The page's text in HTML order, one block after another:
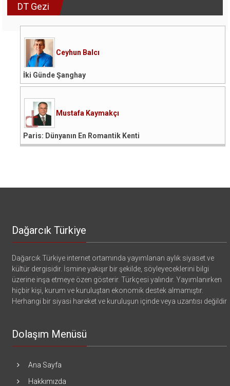
DT Gezi
Ceyhun Balcı
İki Günde Şanghay
Mustafa Kaymakçı
Paris: Dünyanın En Romantik Kenti
Dağarcık Türkiye
Dağarcık Türkiye internet ortamında yayımlanan aylık siyaset ve
kültür dergisidir. İsmine yakışır bir şekilde, söyleyeceklerini bilgi
üzerine inşa etmeye özen gösterir. Türkçesi yalındır. Yayımlanırken
hiçbir kişi, kurum ve kuruluştan ekonomik destek almamıştır.
Herhangi bir siyasi hareket ve kuruluşun içinde veya uzantısı değildir
Dolaşım Menüsü
Ana Sayfa
Hakkımızda